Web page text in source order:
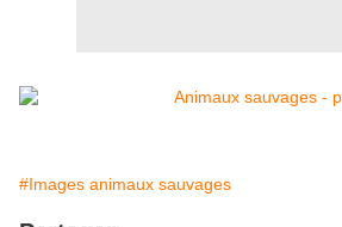
#Images animaux sauvages